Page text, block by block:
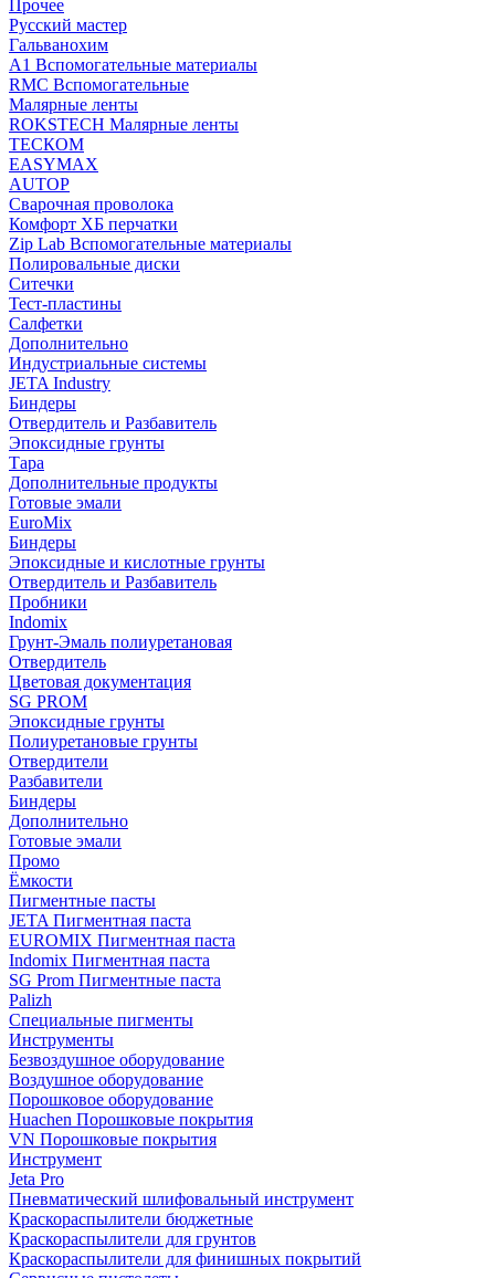
Прочее
Русский мастер
Гальванохим
А1 Вспомогательные материалы
RMC Вспомогательные
Малярные ленты
ROKSTECH Малярные ленты
ТЕСКОМ
EASYMAX
AUTOP
Сварочная проволока
Комфорт ХБ перчатки
Zip Lab Вспомогательные материалы
Полировальные диски
Ситечки
Тест-пластины
Салфетки
Дополнительно
Индустриальные системы
JETA Industry
Биндеры
Отвердитель и Разбавитель
Эпоксидные грунты
Тара
Дополнительные продукты
Готовые эмали
EuroMix
Биндеры
Эпоксидные и кислотные грунты
Отвердитель и Разбавитель
Пробники
Indomix
Грунт-Эмаль полиуретановая
Отвердитель
Цветовая документация
SG PROM
Эпоксидные грунты
Полиуретановые грунты
Отвердители
Разбавители
Биндеры
Дополнительно
Готовые эмали
Промо
Ёмкости
Пигментные пасты
JETA Пигментная паста
EUROMIX Пигментная паста
Indomix Пигментная паста
SG Prom Пигментные паста
Palizh
Специальные пигменты
Инструменты
Безвоздушное оборудование
Воздушное оборудование
Порошковое оборудование
Huachen Порошковые покрытия
VN Порошковые покрытия
Инструмент
Jeta Pro
Пневматический шлифовальный инструмент
Краскораспылители бюджетные
Краскораспылители для грунтов
Краскораспылители для финишных покрытий